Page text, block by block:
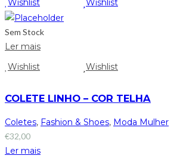
Wishlist
Wishlist
Sem Stock
Ler mais
Wishlist
Wishlist
COLETE LINHO – COR TELHA
Coletes, Fashion & Shoes, Moda Mulher
€32,00
Ler mais